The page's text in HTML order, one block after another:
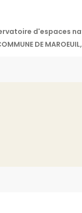
d'espaces
DE